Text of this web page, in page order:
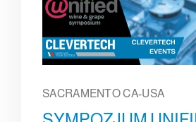
SACRAMENTO CA-USA